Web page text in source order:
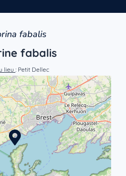
fabalis
fabalis
lieu : Petit Dellec